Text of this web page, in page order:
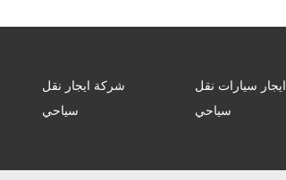
ايجار سيارات نقل
سياحي
شركة ايجار نقل
سياحي